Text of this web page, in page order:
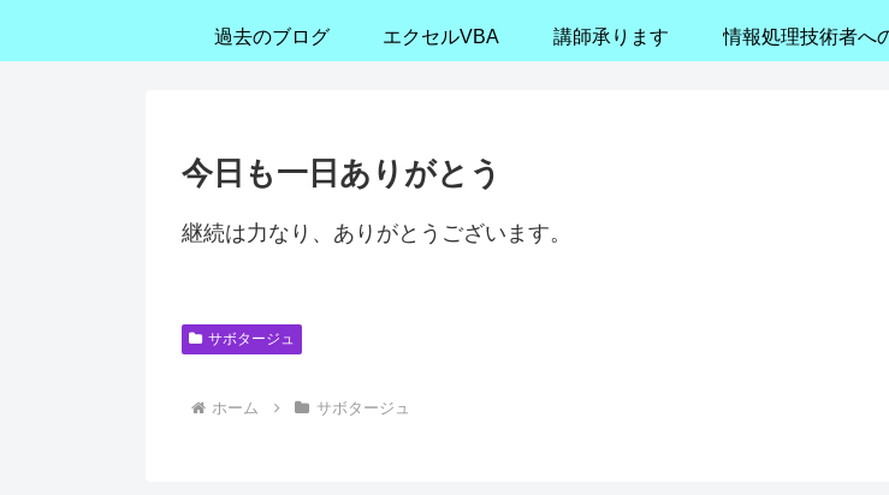
過去のブログ エクセルVBA 講師承ります 情報処理技術者へ
今日も一日ありがとう
継続は力なり、ありがとうございます。
サボタージュ
ホーム サボタージュ